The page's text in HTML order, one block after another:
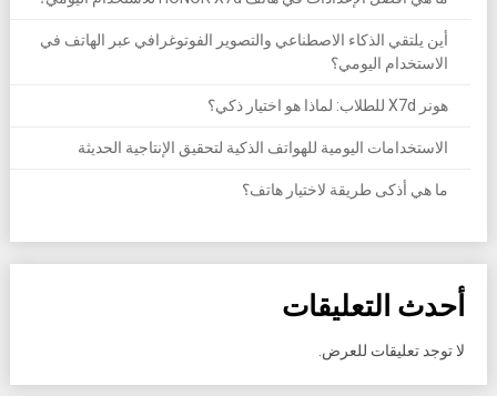
أين يلتقي الذكاء الاصطناعي والتصوير الفوتوغرافي عبر الهاتف في
الاستخدام اليومي؟
هونر X7d للطلاب: لماذا هو اختيار ذكي؟
الاستخدامات اليومية للهواتف الذكية لتحقيق الإنتاجية الحديثة
ما هي أذكى طريقة لاختيار هاتف؟
أحدث التعليقات
لا توجد تعليقات للعرض.